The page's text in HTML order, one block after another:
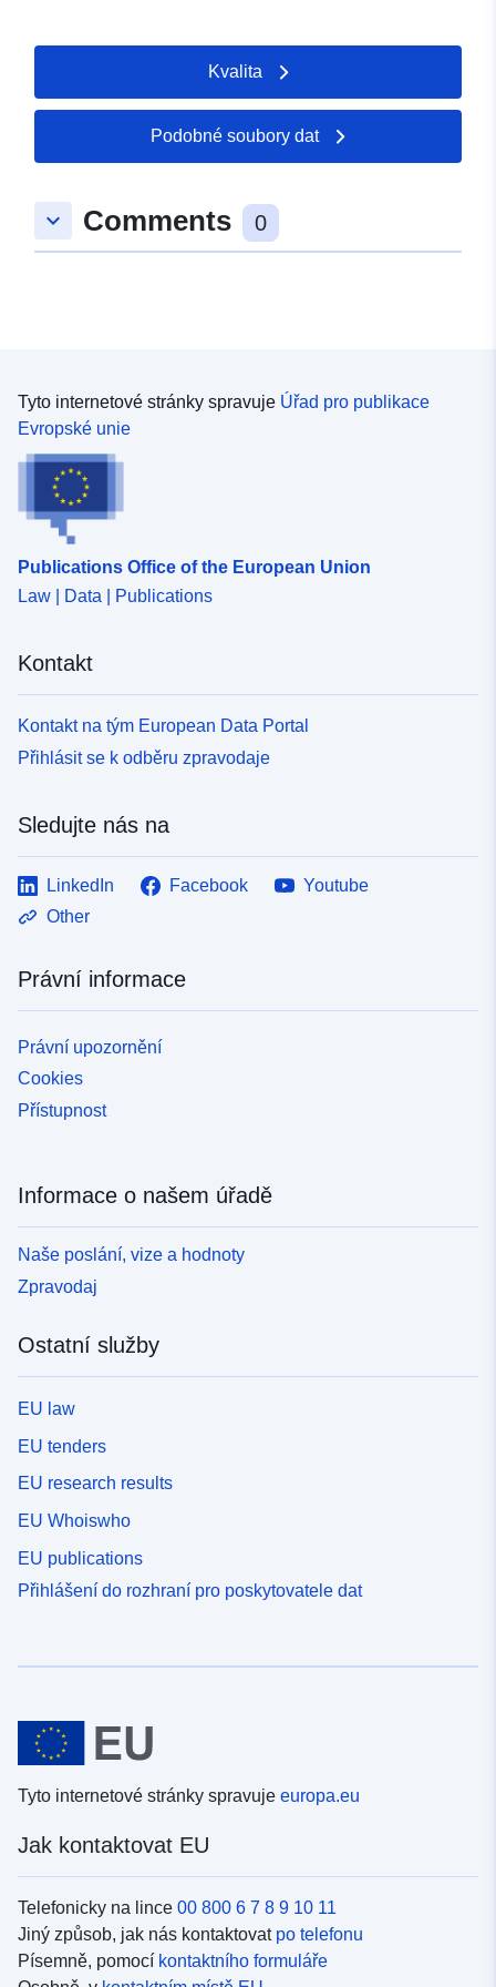
Kvalita
Podobné soubory dat
keyboard_arrow_down Comments 0
Tyto internetové stránky spravuje Úřad pro publikace
Evropské unie
Publications Office of the European Union
Law | Data | Publications
Kontakt
Kontakt na tým European Data Portal
Přihlásit se k odběru zpravodaje
Sledujte nás na
LinkedIn Facebook
Youtube
Other
Právní informace
Právní upozornění
Cookies
Přístupnost
Informace o našem úřadě
Naše poslání, vize a hodnoty
Zpravodaj
Ostatní služby
EU law
EU tenders
EU research results
EU Whoiswho
EU publications
Přihlášení do rozhraní pro poskytovatele dat
Tyto internetové stránky spravuje europa.eu
Jak kontaktovat EU
Telefonicky na lince 00 800 6 7 8 9 10 11
Jiný způsob, jak nás kontaktovat po telefonu
Písemně, pomocí kontaktního formuláře